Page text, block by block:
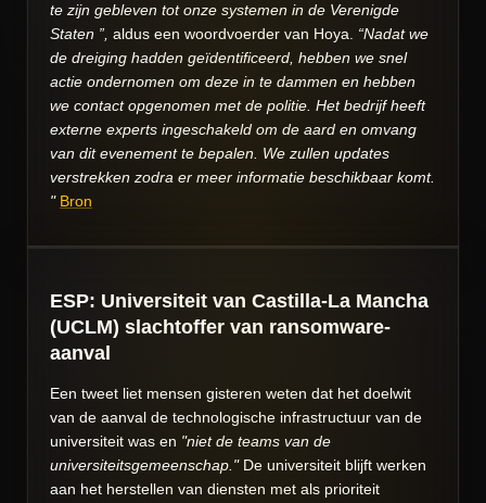
te zijn gebleven tot onze systemen in de Verenigde
Staten ”, aldus een woordvoerder van Hoya. “Nadat we
de dreiging hadden geïdentificeerd, hebben we snel
actie ondernomen om deze in te dammen en hebben
we contact opgenomen met de politie. Het bedrijf heeft
externe experts ingeschakeld om de aard en omvang
van dit evenement te bepalen. We zullen updates
verstrekken zodra er meer informatie beschikbaar komt.
" Bron
ESP: Universiteit van Castilla-La Mancha
(UCLM) slachtoffer van ransomware-
aanval
Een tweet liet mensen gisteren weten dat het doelwit
van de aanval de technologische infrastructuur van de
universiteit was en "niet de teams van de
universiteitsgemeenschap."De universiteit blijft werken
aan het herstellen van diensten met als prioriteit